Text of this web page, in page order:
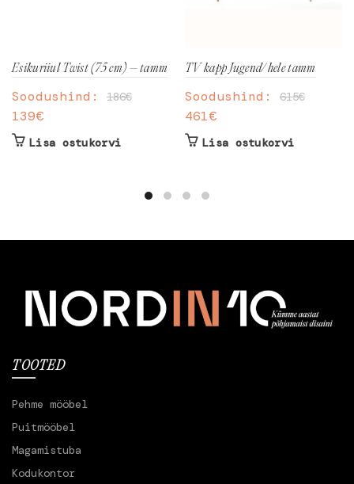
Esikuriiul Twist (75 cm) – tamm
Soodushind: 186€
139€
Lisa ostukorvi
TV kapp Jugend/ hele tamm
Soodushind: 615€
461€
Lisa ostukorvi
TOOTED
Pehme mööbel
Puitmööbel
Magamistuba
Kodukontor